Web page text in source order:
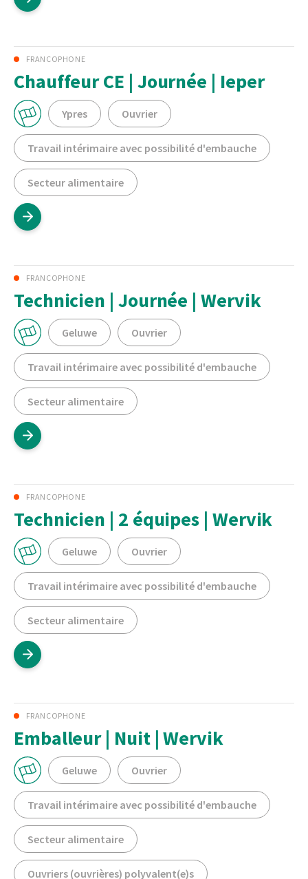
FRANCOPHONE
Chauffeur CE | Journée | Ieper
Ypres Ouvrier
Travail intérimaire avec possibilité d'embauche
Secteur alimentaire
FRANCOPHONE
Technicien | Journée | Wervik
Geluwe Ouvrier
Travail intérimaire avec possibilité d'embauche
Secteur alimentaire
FRANCOPHONE
Technicien | 2 équipes | Wervik
Geluwe Ouvrier
Travail intérimaire avec possibilité d'embauche
Secteur alimentaire
FRANCOPHONE
Emballeur | Nuit | Wervik
Geluwe Ouvrier
Travail intérimaire avec possibilité d'embauche
Secteur alimentaire
Ouvriers (ouvrières) polyvalent(e)s